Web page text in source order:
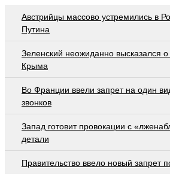
Австрийцы массово устремились в
Путина
Зеленский неожиданно высказался
Крыма
Во Франции ввели запрет на один
звонков
Запад готовит провокации с
детали
Правительство ввело новый запрет